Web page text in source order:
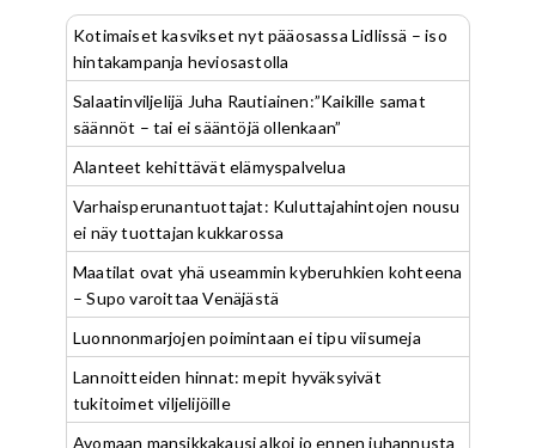
Kotimaiset kasvikset nyt pääosassa Lidlissä – iso
hintakampanja heviosastolla
Salaatinviljelijä Juha Rautiainen:”Kaikille samat
säännöt – tai ei sääntöjä ollenkaan”
Alanteet kehittävät elämyspalvelua
Varhaisperunantuottajat: Kuluttajahintojen nousu
ei näy tuottajan kukkarossa
Maatilat ovat yhä useammin kyberuhkien kohteena
– Supo varoittaa Venäjästä
Luonnonmarjojen poimintaan ei tipu viisumeja
Lannoitteiden hinnat: mepit hyväksyivät
tukitoimet viljelijöille
Avomaan mansikkakausi alkoi jo ennen juhannusta